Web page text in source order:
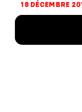
18 DÉCEMBRE